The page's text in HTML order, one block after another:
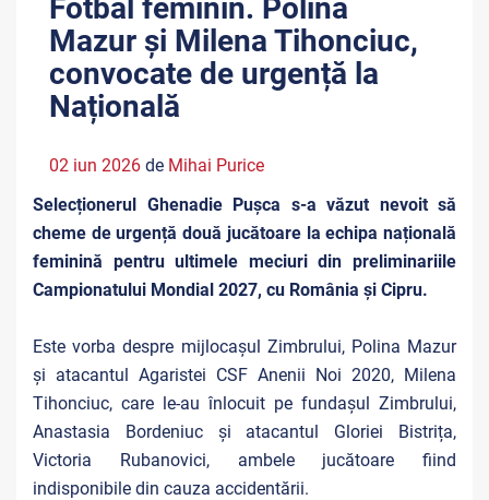
Fotbal feminin. Polina
Mazur și Milena Tihonciuc,
convocate de urgență la
Națională
02 iun 2026 de Mihai Purice
Selecționerul Ghenadie Pușca s-a văzut nevoit să
cheme de urgență două jucătoare la echipa națională
feminină pentru ultimele meciuri din preliminariile
Campionatului Mondial 2027, cu România și Cipru.
Este vorba despre mijlocașul Zimbrului, Polina Mazur
și atacantul Agaristei CSF Anenii Noi 2020, Milena
Tihonciuc, care le-au înlocuit pe fundașul Zimbrului,
Anastasia Bordeniuc și atacantul Gloriei Bistrița,
Victoria Rubanovici, ambele jucătoare fiind
indisponibile din cauza accidentării.